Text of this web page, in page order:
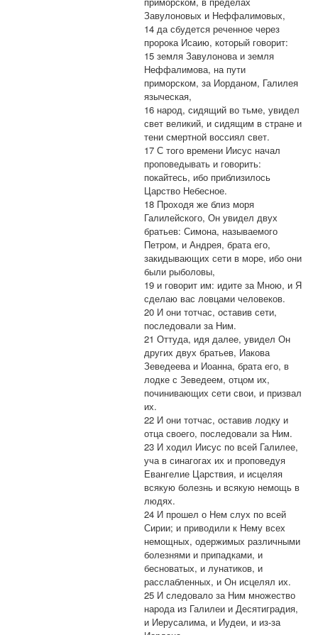
Завулоновых и Неффалимовых,
14 да сбудется реченное через
пророка Исаию, который говорит:
15 земля Завулонова и земля
Неффалимова, на пути
приморском, за Иорданом, Галилея
языческая,
16 народ, сидящий во тьме, увидел
свет великий, и сидящим в стране и
тени смертной воссиял свет.
17 С того времени Иисус начал
проповедывать и говорить:
покайтесь, ибо приблизилось
Царство Небесное.
18 Проходя же близ моря
Галилейского, Он увидел двух
братьев: Симона, называемого
Петром, и Андрея, брата его,
закидывающих сети в море, ибо они
были рыболовы,
19 и говорит им: идите за Мною, и Я
сделаю вас ловцами человеков.
20 И они тотчас, оставив сети,
последовали за Ним.
21 Оттуда, идя далее, увидел Он
других двух братьев, Иакова
Зеведеева и Иоанна, брата его, в
лодке с Зеведеем, отцом их,
починивающих сети свои, и призвал
их.
22 И они тотчас, оставив лодку и
отца своего, последовали за Ним.
23 И ходил Иисус по всей Галилее,
уча в синагогах их и проповедуя
Евангелие Царствия, и исцеляя
всякую болезнь и всякую немощь в
людях.
24 И прошел о Нем слух по всей
Сирии; и приводили к Нему всех
немощных, одержимых различными
болезнями и припадками, и
бесноватых, и лунатиков, и
расслабленных, и Он исцелял их.
25 И следовало за Ним множество
народа из Галилеи и Десятиградия,
и Иерусалима, и Иудеи, и из-за